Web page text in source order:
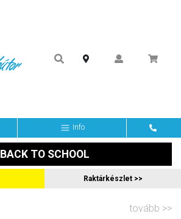
Info
BACK TO SCHOOL
Raktárkészlet >>
tovább >>